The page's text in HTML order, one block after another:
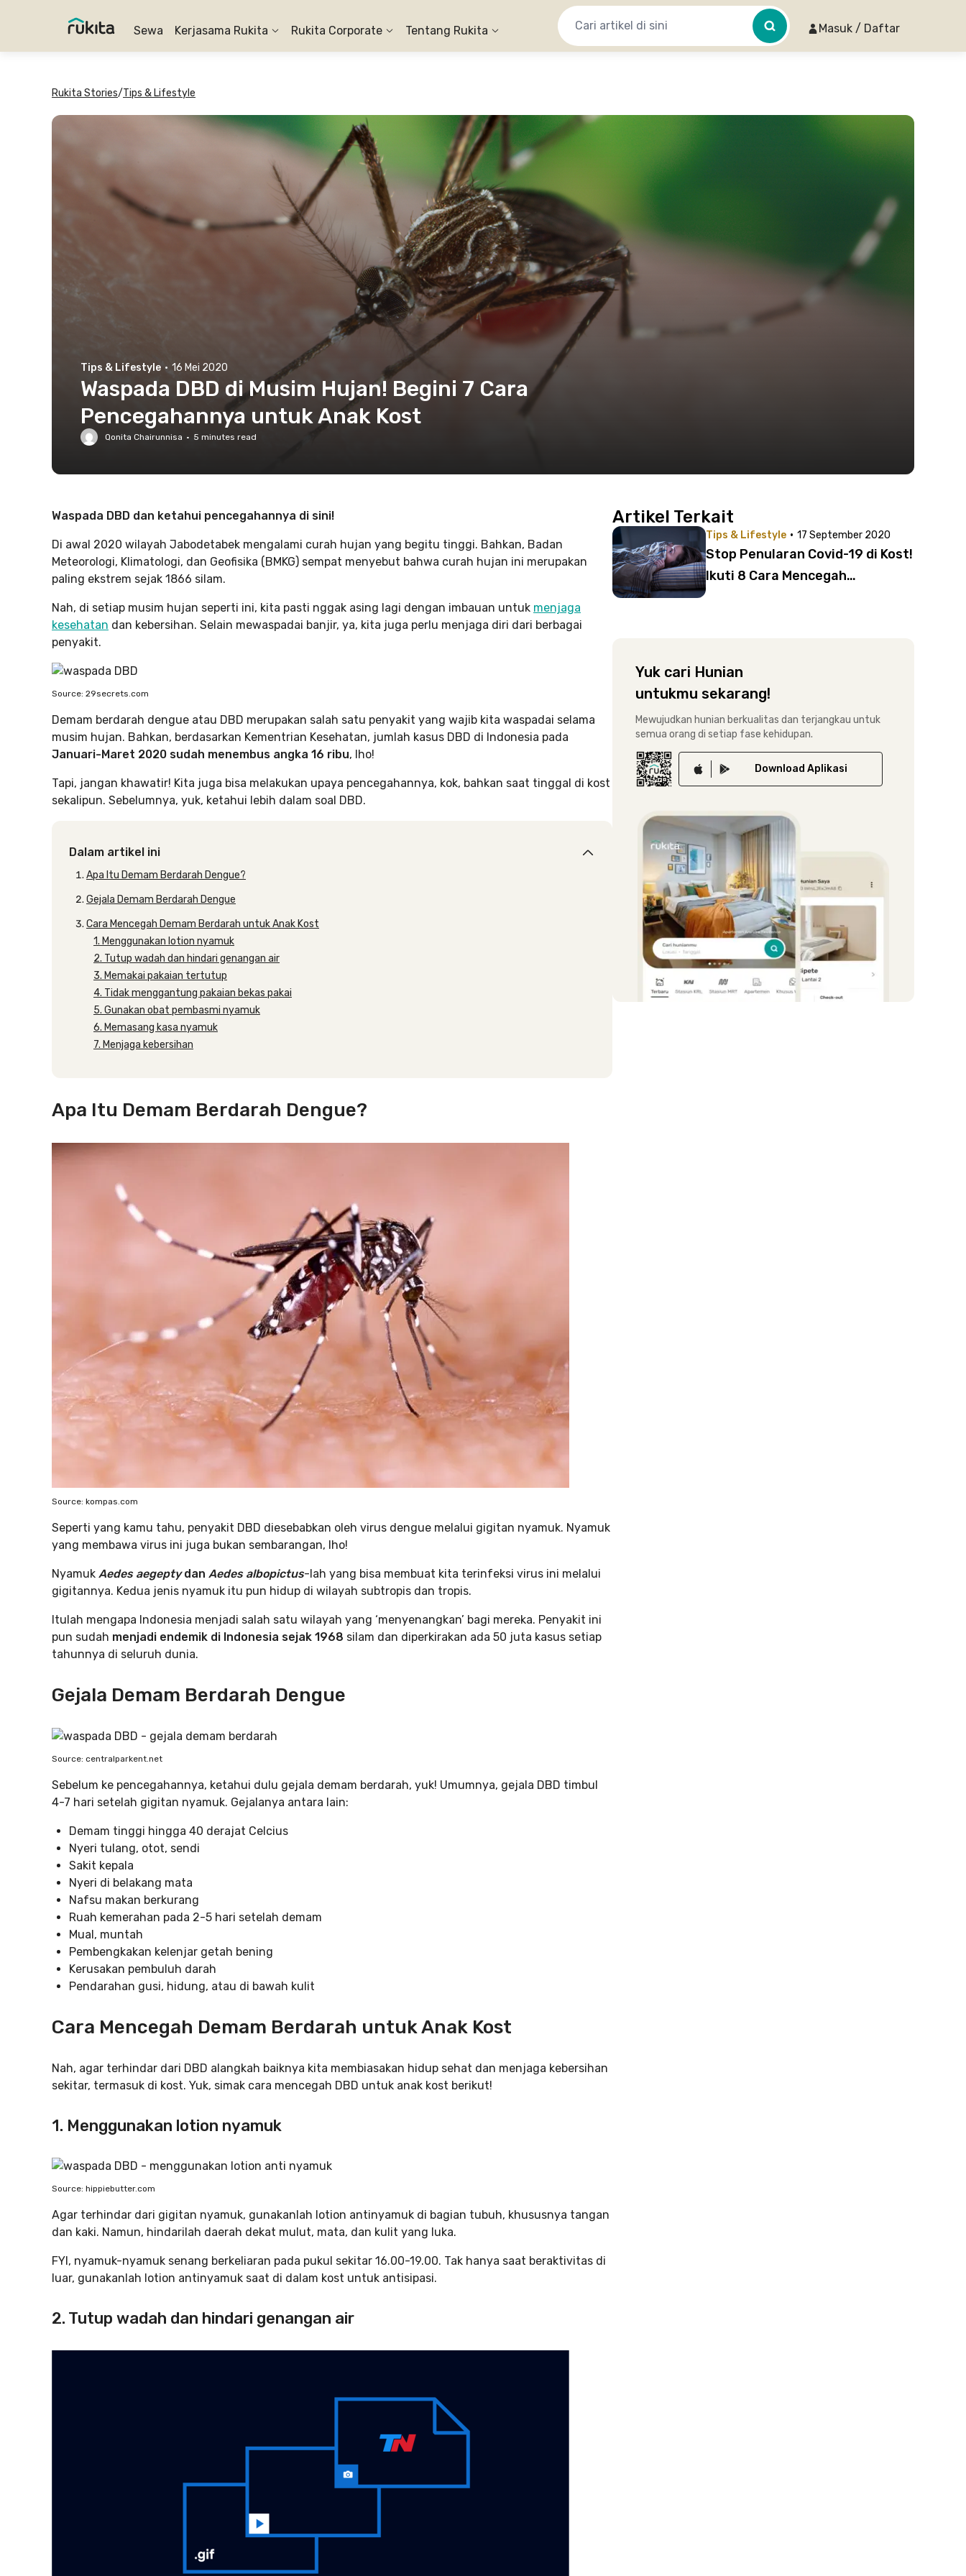
Sewa Kerjasama Rukita Rukita Corporate Tentang Rukita Masuk / Daftar
Rukita Stories/Tips & Lifestyle
Tips & Lifestyle · 16 Mei 2020
Waspada DBD di Musim Hujan! Begini 7 Cara
Pencegahannya untuk Anak Kost
Qonita Chairunnisa · 5 minutes read
Waspada DBD dan ketahui pencegahannya di sini!
Di awal 2020 wilayah Jabodetabek mengalami curah hujan yang begitu tinggi. Bahkan, Badan
Meteorologi, Klimatologi, dan Geofisika (BMKG) sempat menyebut bahwa curah hujan ini merupakan
paling ekstrem sejak 1866 silam.
Nah, di setiap musim hujan seperti ini, kita pasti nggak asing lagi dengan imbauan untuk menjaga
kesehatan dan kebersihan. Selain mewaspadai banjir, ya, kita juga perlu menjaga diri dari berbagai
penyakit.
Source: 29secrets.com
Demam berdarah dengue atau DBD merupakan salah satu penyakit yang wajib kita waspadai selama
musim hujan. Bahkan, berdasarkan Kementrian Kesehatan, jumlah kasus DBD di Indonesia pada
Januari-Maret 2020 sudah menembus angka 16 ribu, lho!
Tapi, jangan khawatir! Kita juga bisa melakukan upaya pencegahannya, kok, bahkan saat tinggal di kost
sekalipun. Sebelumnya, yuk, ketahui lebih dalam soal DBD.
Dalam artikel ini
Apa Itu Demam Berdarah Dengue?
Gejala Demam Berdarah Dengue
Cara Mencegah Demam Berdarah untuk Anak Kost
1. Menggunakan lotion nyamuk
2. Tutup wadah dan hindari genangan air
3. Memakai pakaian tertutup
4. Tidak menggantung pakaian bekas pakai
5. Gunakan obat pembasmi nyamuk
6. Memasang kasa nyamuk
7. Menjaga kebersihan
Apa Itu Demam Berdarah Dengue?
Source: kompas.com
Seperti yang kamu tahu, penyakit DBD diesebabkan oleh virus dengue melalui gigitan nyamuk. Nyamuk
yang membawa virus ini juga bukan sembarangan, lho!
Nyamuk Aedes aegeptydan Aedes albopictus-lah yang bisa membuat kita terinfeksi virus ini melalui
gigitannya. Kedua jenis nyamuk itu pun hidup di wilayah subtropis dan tropis.
Itulah mengapa Indonesia menjadi salah satu wilayah yang ‘menyenangkan’ bagi mereka. Penyakit ini
pun sudah menjadi endemik di Indonesia sejak 1968 silam dan diperkirakan ada 50 juta kasus setiap
tahunnya di seluruh dunia.
Gejala Demam Berdarah Dengue
Source: centralparkent.net
Sebelum ke pencegahannya, ketahui dulu gejala demam berdarah, yuk! Umumnya, gejala DBD timbul
4-7 hari setelah gigitan nyamuk. Gejalanya antara lain:
Demam tinggi hingga 40 derajat Celcius
Nyeri tulang, otot, sendi
Sakit kepala
Nyeri di belakang mata
Nafsu makan berkurang
Ruah kemerahan pada 2-5 hari setelah demam
Mual, muntah
Pembengkakan kelenjar getah bening
Kerusakan pembuluh darah
Pendarahan gusi, hidung, atau di bawah kulit
Cara Mencegah Demam Berdarah untuk Anak Kost
Nah, agar terhindar dari DBD alangkah baiknya kita membiasakan hidup sehat dan menjaga kebersihan
sekitar, termasuk di kost. Yuk, simak cara mencegah DBD untuk anak kost berikut!
1. Menggunakan lotion nyamuk
Source: hippiebutter.com
Agar terhindar dari gigitan nyamuk, gunakanlah lotion antinyamuk di bagian tubuh, khususnya tangan
dan kaki. Namun, hindarilah daerah dekat mulut, mata, dan kulit yang luka.
FYI, nyamuk-nyamuk senang berkeliaran pada pukul sekitar 16.00-19.00. Tak hanya saat beraktivitas di
luar, gunakanlah lotion antinyamuk saat di dalam kost untuk antisipasi.
2. Tutup wadah dan hindari genangan air
Artikel Terkait
Tips & Lifestyle · 17 September 2020
Stop Penularan Covid-19 di Kost!
Ikuti 8 Cara Mencegah
Yuk cari Hunian
untukmu sekarang!
Mewujudkan hunian berkualitas dan terjangkau untuk
semua orang di setiap fase kehidupan.
Download Aplikasi